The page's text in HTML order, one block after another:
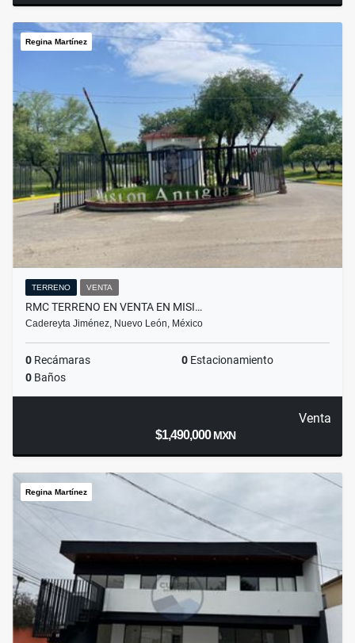
Regina Martínez
TERRENO VENTA
RMC TERRENO EN VENTA EN MISI…
Cadereyta Jiménez, Nuevo León, México
0 Recámaras 0 Estacionamiento
0 Baños
Venta
$1,490,000MXN
Regina Martínez